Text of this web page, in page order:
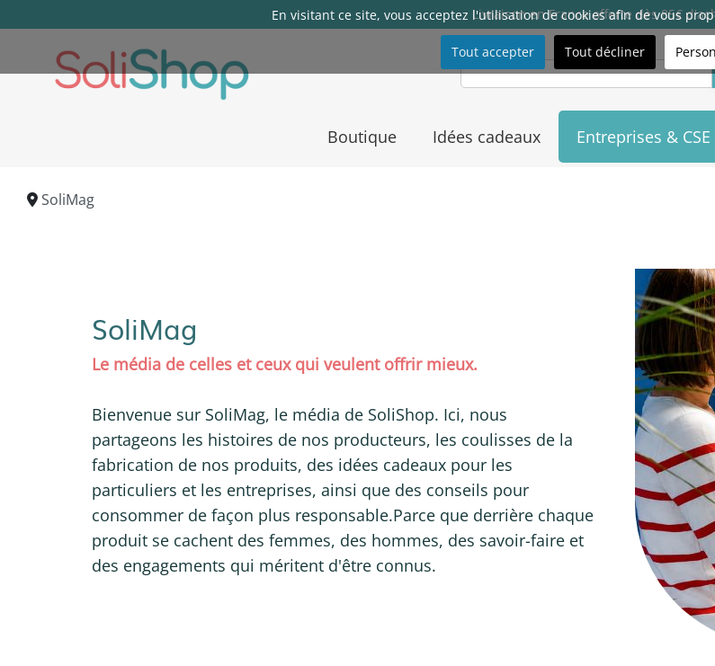
Livraison en France offerte dès 85€
Boutique Idées cadeaux Entreprises & CSE
SoliMag
SoliMag
Le média de celles et ceux qui veulent offrir mieux.
Bienvenue sur SoliMag, le média de SoliShop. Ici, nous
partageons les histoires de nos producteurs, les coulisses de la
fabrication de nos produits, des idées cadeaux pour les
particuliers et les entreprises, ainsi que des conseils pour
consommer de façon plus responsable.Parce que derrière chaque
produit se cachent des femmes, des hommes, des savoir-faire et
des engagements qui méritent d'être connus.
En visitant ce site, vous acceptez l'utilisation de cookies afin de vous
Tout accepter Tout décliner